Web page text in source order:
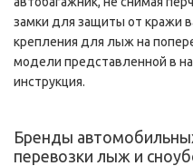
замки для защиты от кражи
крепления для лыж на
модели представленной в
инструкция.
Бренды
перевозки лыж и